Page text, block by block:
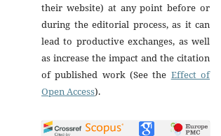
their website) at any point before or
during the editorial process, as it can
lead to productive exchanges, as well
as increase the impact and the citation
of published work (See the Effect of
Open Access).